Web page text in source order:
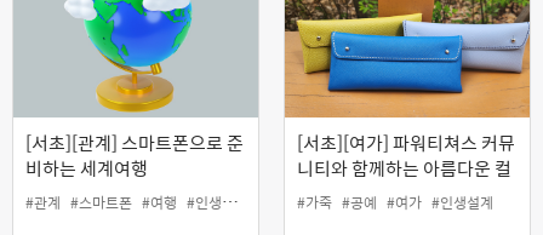
[서초][관계] 스마트폰으로 준
비하는 세계여행
#관계 #스마트폰 #여행 #인생설계
[서초][여가] 파워티쳐스 커뮤
니티와 함께하는 아름다운 컬
러와 가죽의 콜라보! '나만의
가죽필통 만들기' (원데이)
#가죽 #공예 #여가 #인생설계